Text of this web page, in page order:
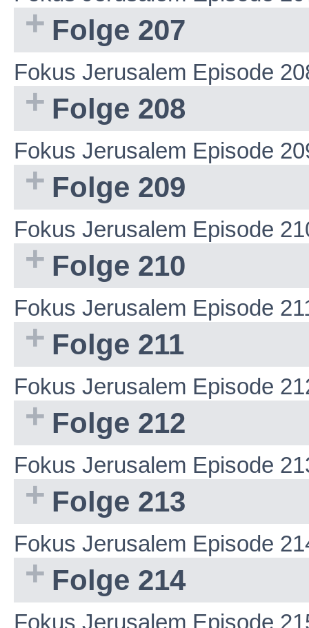
Folge 207
Fokus Jerusalem Episode
Folge 208
Fokus Jerusalem Episode
Folge 209
Fokus Jerusalem Episode
Folge 210
Fokus Jerusalem Episode
Folge 211
Fokus Jerusalem Episode
Folge 212
Fokus Jerusalem Episode
Folge 213
Fokus Jerusalem Episode
Folge 214
Fokus Jerusalem Episode